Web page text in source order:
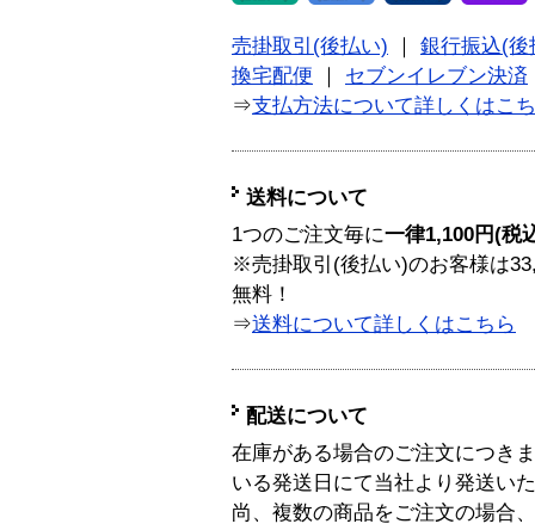
売掛取引(後払い)
銀行振込(後
換宅配便
セブンイレブン決済
⇒支払方法について詳しくはこ
送料について
1つのご注文毎に一律1,100円(税
※売掛取引(後払い)のお客様は
無料！
⇒送料について詳しくはこちら
配送について
在庫がある場合のご注文につき
いる発送日にて当社より発送い
尚、複数の商品をご注文の場合